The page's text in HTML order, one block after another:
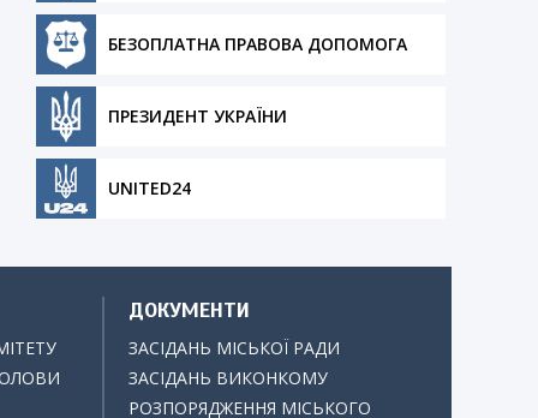
БЕЗОПЛАТНА ПРАВОВА ДОПОМОГА
ПРЕЗИДЕНТ УКРАЇНИ
UNITED24
ДОКУМЕНТИ
ЗАСІДАНЬ МІСЬКОЇ РАДИ
ЗАСІДАНЬ ВИКОНКОМУ
РОЗПОРЯДЖЕННЯ МІСЬКОГО